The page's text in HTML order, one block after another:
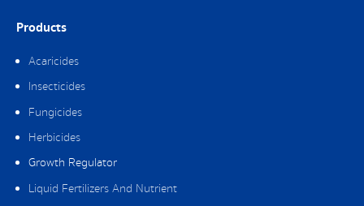
Products
Acaricides
Insecticides
Fungicides
Herbicides
Growth Regulator
Liquid Fertilizers And Nutrient